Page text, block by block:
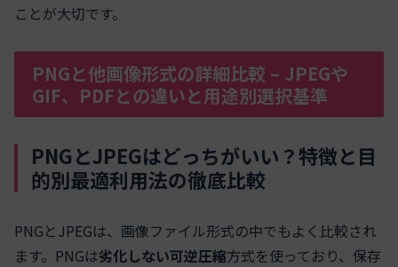
ことが大切です。
PNGと他画像形式の詳細比較 – JPEGや
GIF、PDFとの違いと用途別選択基準
PNGとJPEGはどっちがいい？特徴と目
的別最適利用法の徹底比較
PNGとJPEGは、画像ファイル形式の中でもよく比較され
ます。PNGは劣化しない可逆圧縮方式を使っており、保存